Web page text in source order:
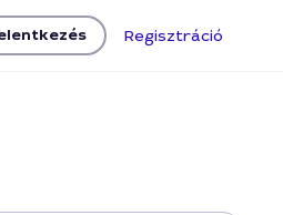
Regisztráció